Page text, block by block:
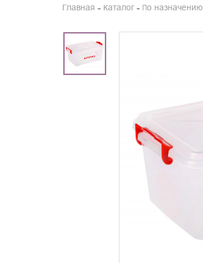
Главная Каталог По назначению